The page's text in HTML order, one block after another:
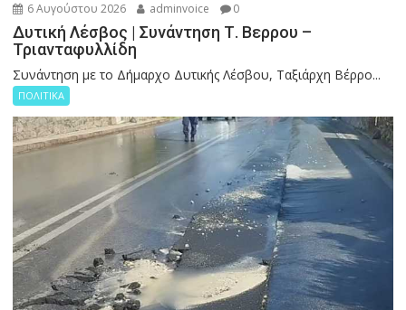
6 Αυγούστου 2026 adminvoice 0
Δυτική Λέσβος | Συνάντηση Τ. Βερρου –
Τριανταφυλλίδη
Συνάντηση με το Δήμαρχο Δυτικής Λέσβου, Ταξιάρχη Βέρρο...
ΠΟΛΙΤΙΚΑ